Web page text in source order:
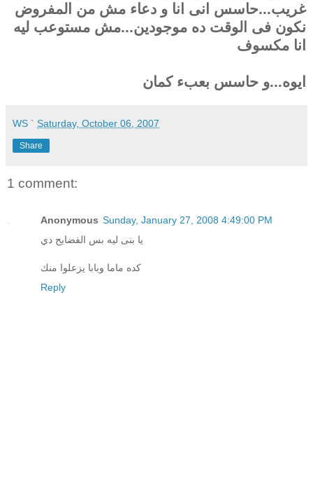
غريب...حاسس انى انا و دعاء مش من المفروض
نكون فى الوقت ده موجودين...مش مستوعب ليه
انا مكسوف
ايوه...و حاسس بعبء كمان
WS ` Saturday, October 06, 2007
Share
1 comment:
Anonymous Sunday, January 27, 2008 4:49:00 PM
يا بنى ليه بس الفضايح دي
كده ماما وبابا يزعلوا منك
Reply